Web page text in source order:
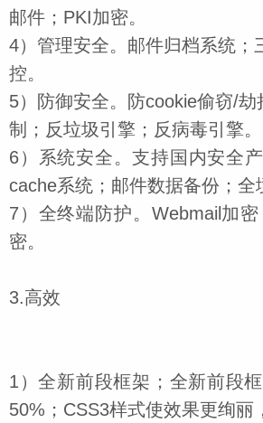
邮件； PKI加密。
4）管理安全。邮件归档系统
控。
5）防御安全。防cookie偷窃/劫
制；反垃圾引擎；反病毒引擎。
6）系统安全。支持国内安全
cache系统；邮件数据备份；全
7 ）全终端防护。 Webmail 加
密。
3.高效
1）全新前段框架；全新前段
50% ； CSS3样式使效果更绚丽